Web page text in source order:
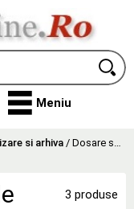
Meniu
si arhiva / Dosare suspendabile
3 produse